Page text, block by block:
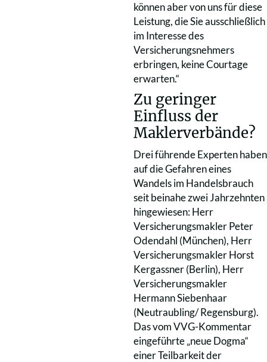
können aber von uns für diese
Leistung, die Sie ausschließlich
im Interesse des
Versicherungsnehmers
erbringen, keine Courtage
erwarten.“
Zu geringer
Einfluss der
Maklerverbände?
Drei führende Experten haben
auf die Gefahren eines
Wandels im Handelsbrauch
seit beinahe zwei Jahrzehnten
hingewiesen: Herr
Versicherungsmakler Peter
Odendahl (München), Herr
Versicherungsmakler Horst
Kergassner (Berlin), Herr
Versicherungsmakler
Hermann Siebenhaar
(Neutraubling/ Regensburg).
Das vom VVG-Kommentar
eingeführte „neue Dogma“
einer Teilbarkeit der